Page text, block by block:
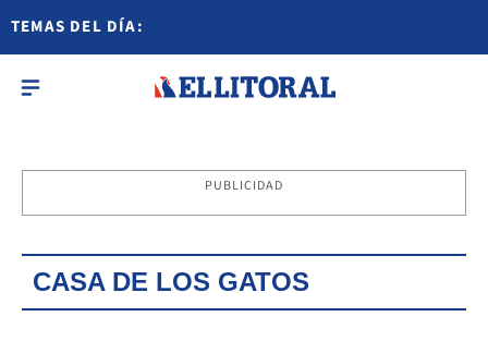
TEMAS DEL DÍA:
PUBLICIDAD
CASA DE LOS GATOS